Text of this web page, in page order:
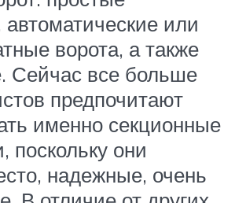
или
ворота, а также
Сейчас все больше
предпочитают
именно секционные
поскольку они
надежные, очень